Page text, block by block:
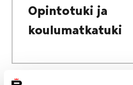
Opintotuki ja
koulumatkatuki